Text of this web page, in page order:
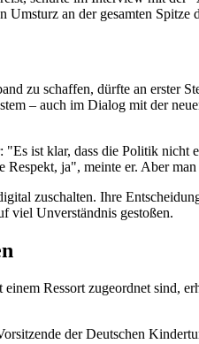
an der gesamten Spitze
zu schaffen, dürfte an erster
– auch im Dialog mit der
ist klar, dass die Politik nicht
ja", meinte er. Aber
zuschalten. Ihre
viel Unverständnis gestoßen.
Ressort zugeordnet sind,
der Deutschen